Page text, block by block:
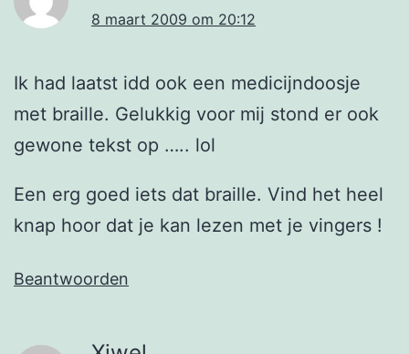
8 maart 2009 om 20:12
Ik had laatst idd ook een medicijndoosje
met braille. Gelukkig voor mij stond er ook
gewone tekst op ….. lol
Een erg goed iets dat braille. Vind het heel
knap hoor dat je kan lezen met je vingers !
Beantwoorden